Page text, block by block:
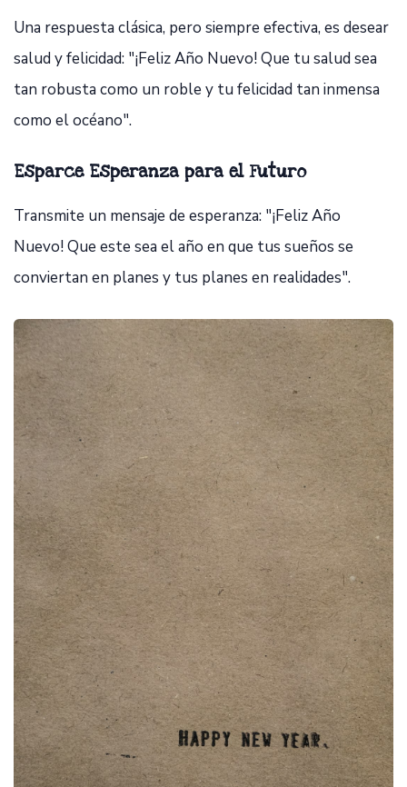
Una respuesta clásica, pero siempre efectiva, es desear
salud y felicidad: "¡Feliz Año Nuevo! Que tu salud sea
tan robusta como un roble y tu felicidad tan inmensa
como el océano".
Esparce Esperanza para el Futuro
Transmite un mensaje de esperanza: "¡Feliz Año
Nuevo! Que este sea el año en que tus sueños se
conviertan en planes y tus planes en realidades".